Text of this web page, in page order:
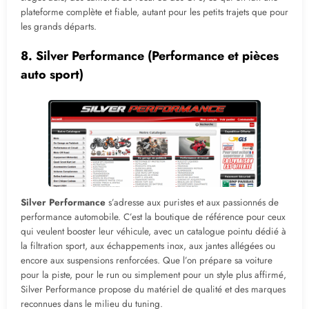
plateforme complète et fiable, autant pour les petits trajets que pour
les grands départs.
8. Silver Performance (Performance et pièces
auto sport)
Silver Performance s’adresse aux puristes et aux passionnés de
performance automobile. C’est la boutique de référence pour ceux
qui veulent booster leur véhicule, avec un catalogue pointu dédié à
la filtration sport, aux échappements inox, aux jantes allégées ou
encore aux suspensions renforcées. Que l’on prépare sa voiture
pour la piste, pour le run ou simplement pour un style plus affirmé,
Silver Performance propose du matériel de qualité et des marques
reconnues dans le milieu du tuning.